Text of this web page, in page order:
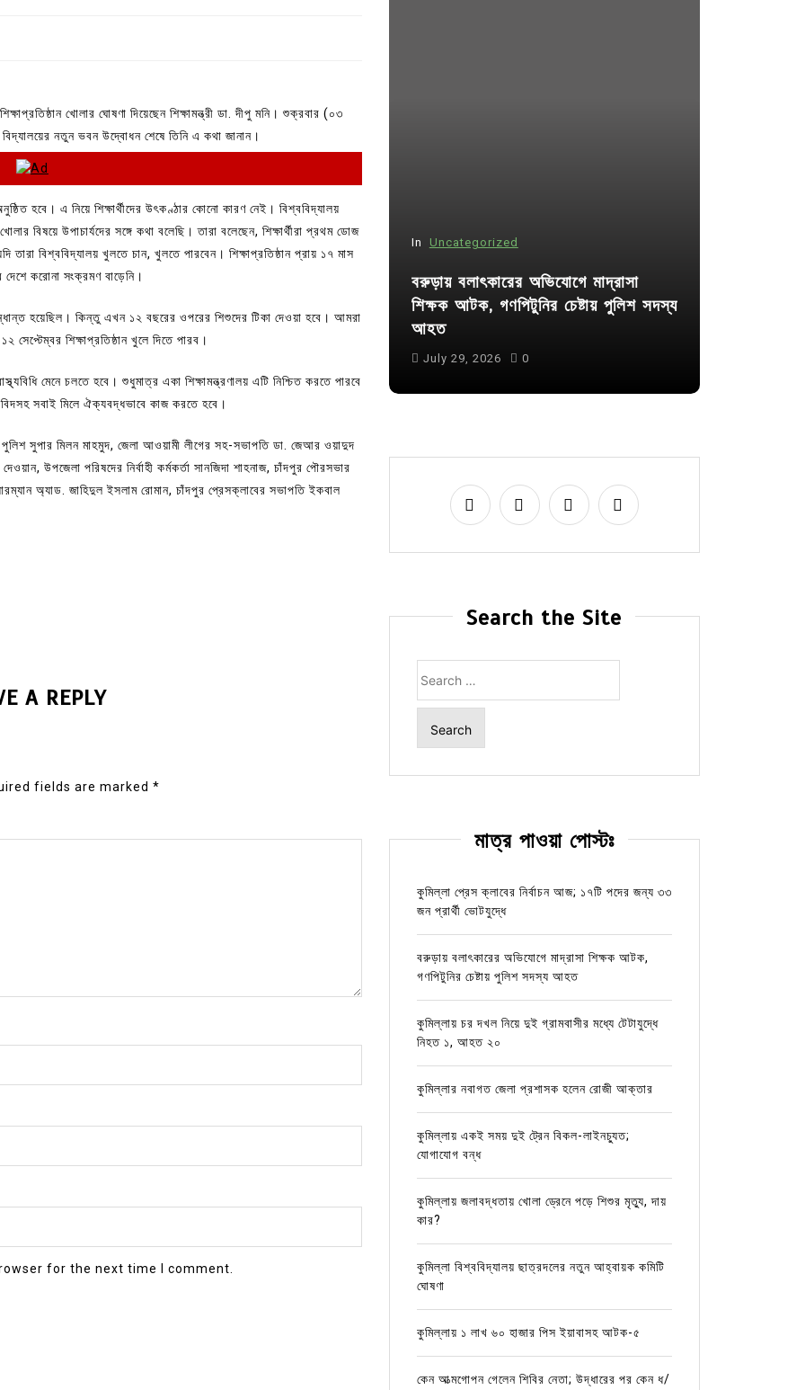
খোলার ঘোষণা দিয়েছেন শিক্ষামন্ত্রী ডা. দীপু মনি। শুক্রবার (০৩
নতুন ভবন উদ্বোধন শেষে তিনি এ কথা জানান।
হবে। এ নিয়ে শিক্ষার্থীদের উৎকণ্ঠার কোনো কারণ নেই। বিশ্ববিদ্যালয়
বিষয়ে উপাচার্যদের সঙ্গে কথা বলেছি। তারা বলেছেন, শিক্ষার্থীরা প্রথম ডোজ
বিশ্ববিদ্যালয় খুলতে চান, খুলতে পারবেন। শিক্ষাপ্রতিষ্ঠান প্রায় ১৭ মাস
করোনা সংক্রমণ বাড়েনি।
হয়েছিল। কিন্তু এখন ১২ বছরের ওপরের শিশুদের টিকা দেওয়া হবে। আমরা
সেপ্টেম্বর শিক্ষাপ্রতিষ্ঠান খুলে দিতে পারব।
মেনে চলতে হবে। শুধুমাত্র একা শিক্ষামন্ত্রণালয় এটি নিশ্চিত করতে পারবে
সবাই মিলে ঐক্যবদ্ধভাবে কাজ করতে হবে।
সুপার মিলন মাহমুদ, জেলা আওয়ামী লীগের সহ-সভাপতি ডা. জেআর ওয়াদুদ
উপজেলা পরিষদের নির্বাহী কর্মকর্তা সানজিদা শাহনাজ, চাঁদপুর পৌরসভার
অ্যাড. জাহিদুল ইসলাম রোমান, চাঁদপুর প্রেসক্লাবের সভাপতি ইকবাল
A REPLY
fields are marked *
for the next time I comment.
In Uncategorized
পদের জন্য ৩৩ জন প্রার্থী ভোটযুদ্ধে
In Uncategorized
বরুড়ায় বলাৎকারের অভিযোগে মাদ্রাসা
শিক্ষক আটক, গণপিটুনির চেষ্টায় পুলিশ সদস্য
আহত
July 29, 2026 0
Search the Site
for:
মাত্র পাওয়া পোস্টঃ
কুমিল্লা প্রেস ক্লাবের নির্বাচন আজ; ১৭টি পদের জন্য ৩৩
জন প্রার্থী ভোটযুদ্ধে
বরুড়ায় বলাৎকারের অভিযোগে মাদ্রাসা শিক্ষক আটক,
গণপিটুনির চেষ্টায় পুলিশ সদস্য আহত
কুমিল্লায় চর দখল নিয়ে দুই গ্রামবাসীর মধ্যে টেটাযুদ্ধে
নিহত ১, আহত ২০
কুমিল্লার নবাগত জেলা প্রশাসক হলেন রোজী আক্তার
কুমিল্লায় একই সময় দুই ট্রেন বিকল-লাইনচ্যুত;
যোগাযোগ বন্ধ
কুমিল্লায় জলাবদ্ধতায় খোলা ড্রেনে পড়ে শিশুর মৃত্যু, দায়
কার?
কুমিল্লা বিশ্ববিদ্যালয় ছাত্রদলের নতুন আহ্বায়ক কমিটি
ঘোষণা
কুমিল্লায় ১ লাখ ৬০ হাজার পিস ইয়াবাসহ আটক-৫
কেন আত্মগোপন গেলেন শিবির নেতা; উদ্ধারের পর কেন ধ/